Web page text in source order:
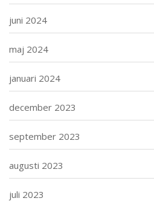
juni 2024
maj 2024
januari 2024
december 2023
september 2023
augusti 2023
juli 2023